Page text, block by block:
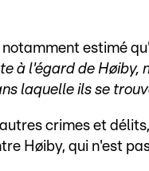
notamment estimé
à l'égard de Høiby,
laquelle ils se
crimes et
Høiby, qui n'est